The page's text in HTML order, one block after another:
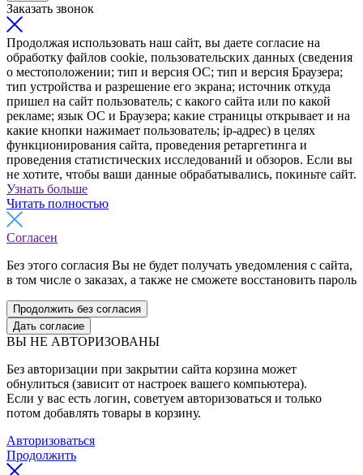
Заказать звонок
Продолжая использовать наш сайт, вы даете согласие на
обработку файлов cookie, пользовательских данных (сведения
о местоположении; тип и версия ОС; тип и версия Браузера;
тип устройства и разрешение его экрана; источник откуда
пришел на сайт пользователь; с какого сайта или по какой
рекламе; язык ОС и Браузера; какие страницы открывает и на
какие кнопки нажимает пользователь; ip-адрес) в целях
функционирования сайта, проведения ретаргетинга и
проведения статистических исследований и обзоров. Если вы
не хотите, чтобы ваши данные обрабатывались, покиньте сайт.
Узнать больше
Читать полностью
Согласен
Без этого согласия Вы не будет получать уведомления с сайта,
в том числе о заказах, а также не сможете восстановить пароль
Продолжить без согласия
Дать согласие
ВЫ НЕ АВТОРИЗОВАНЫ
Без авторизации при закрытии сайта корзина может
обнулиться (зависит от настроек вашего компьютера).
Если у вас есть логин, советуем авторизоваться и только
потом добавлять товары в корзину.
Авторизоваться
Продолжить